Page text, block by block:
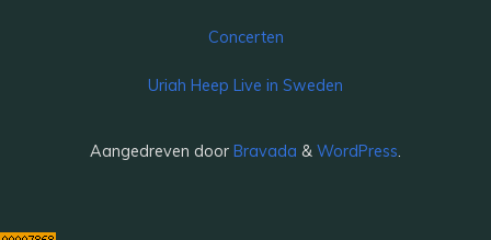
Concerten
Uriah Heep Live in Sweden
Aangedreven door Bravada & WordPress.